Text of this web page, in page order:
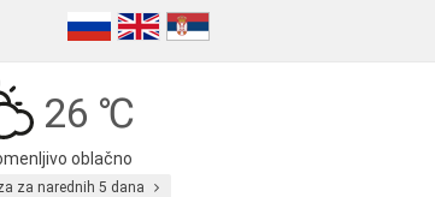
26 ℃
oblačno
za narednih 5 dana